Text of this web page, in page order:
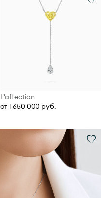
L'affection
от 1 650 000 руб.